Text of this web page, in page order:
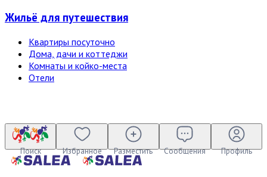
Жильё для путешествия
Квартиры посуточно
Дома, дачи и коттеджи
Комнаты и койко-места
Отели
Поиск Избранное Разместить Сообщения Профиль